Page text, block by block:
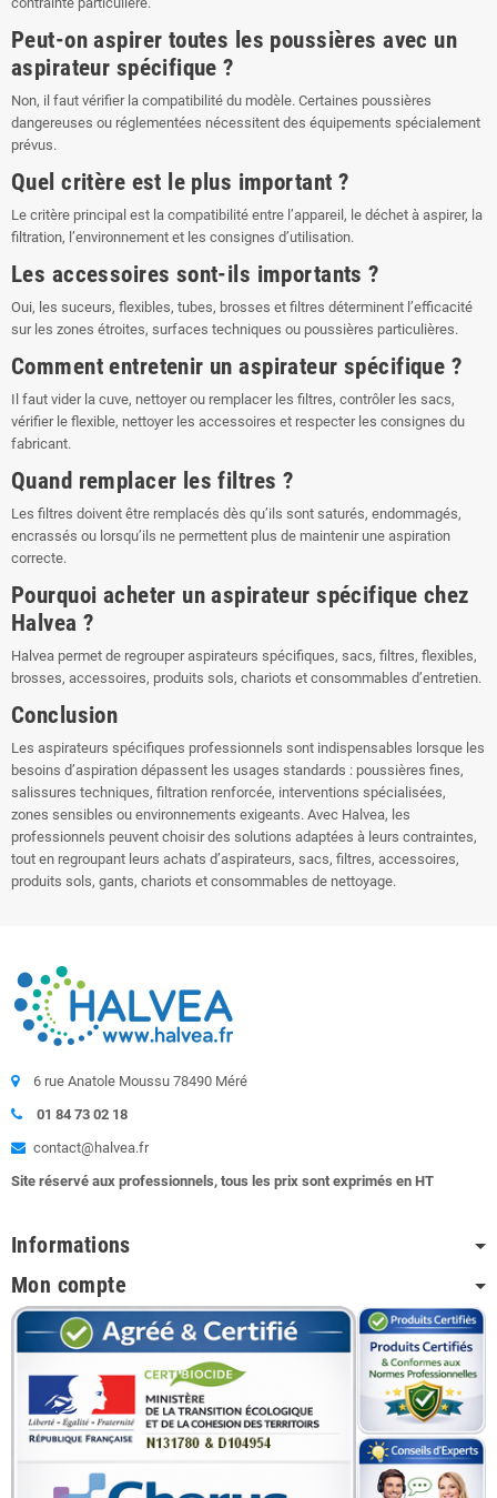
Peut-on aspirer toutes les poussières avec un
aspirateur spécifique ?
Non, il faut vérifier la compatibilité du modèle. Certaines poussières
dangereuses ou réglementées nécessitent des équipements spécialement
prévus.
Quel critère est le plus important ?
Le critère principal est la compatibilité entre l’appareil, le déchet à aspirer, la
filtration, l’environnement et les consignes d’utilisation.
Les accessoires sont-ils importants ?
Oui, les suceurs, flexibles, tubes, brosses et filtres déterminent l’efficacité
sur les zones étroites, surfaces techniques ou poussières particulières.
Comment entretenir un aspirateur spécifique ?
Il faut vider la cuve, nettoyer ou remplacer les filtres, contrôler les sacs,
vérifier le flexible, nettoyer les accessoires et respecter les consignes du
fabricant.
Quand remplacer les filtres ?
Les filtres doivent être remplacés dès qu’ils sont saturés, endommagés,
encrassés ou lorsqu’ils ne permettent plus de maintenir une aspiration
correcte.
Pourquoi acheter un aspirateur spécifique chez
Halvea ?
Halvea permet de regrouper aspirateurs spécifiques, sacs, filtres, flexibles,
brosses, accessoires, produits sols, chariots et consommables d’entretien.
Conclusion
Les aspirateurs spécifiques professionnels sont indispensables lorsque les
besoins d’aspiration dépassent les usages standards : poussières fines,
salissures techniques, filtration renforcée, interventions spécialisées,
zones sensibles ou environnements exigeants. Avec Halvea, les
professionnels peuvent choisir des solutions adaptées à leurs contraintes,
tout en regroupant leurs achats d’aspirateurs, sacs, filtres, accessoires,
produits sols, gants, chariots et consommables de nettoyage.
6 rue Anatole Moussu 78490 Méré
01 84 73 02 18
contact@halvea.fr
Site réservé aux professionnels, tous les prix sont exprimés en HT
Informations
Mon compte